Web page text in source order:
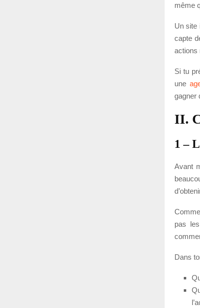
même
Un site
capte
actions
Si tu
une
gagner
II.
1 –
Avant
pas
Dans